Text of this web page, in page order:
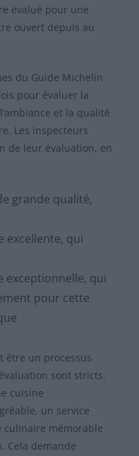
évalué pour une
ouvert depuis au
du Guide Michelin
pour évaluer la
et la qualité
Les inspecteurs
de leur évaluation, en
grande qualité,
excellente, qui
exceptionnelle, qui
pour cette
être un processus
sont stricts.
cuisine
un service
culinaire mémorable
Cela demande